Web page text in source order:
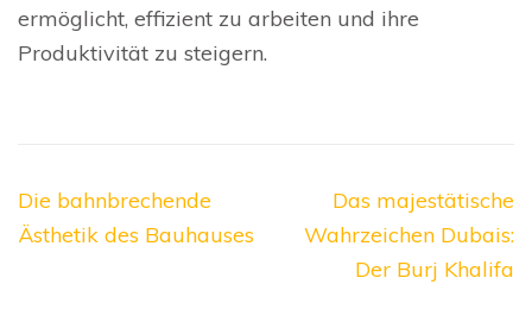
ermöglicht, effizient zu arbeiten und ihre
Produktivität zu steigern.
Beitragsnavigation
Die bahnbrechende
Ästhetik des Bauhauses
Das majestätische
Wahrzeichen Dubais:
Der Burj Khalifa